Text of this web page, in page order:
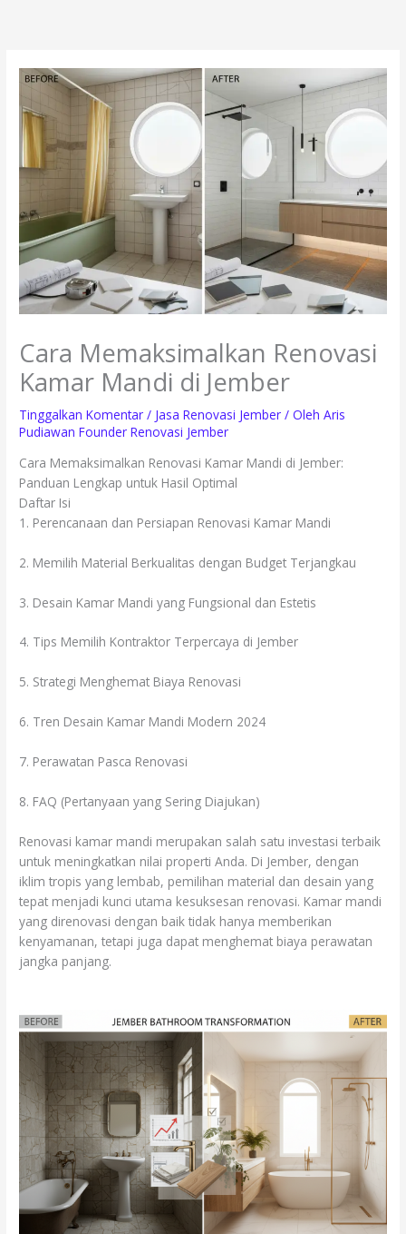
Cara Memaksimalkan Renovasi
Kamar Mandi di Jember
Tinggalkan Komentar / Jasa Renovasi Jember / OlehAris
Pudiawan Founder Renovasi Jember
Cara Memaksimalkan Renovasi Kamar Mandi di Jember:
Panduan Lengkap untuk Hasil Optimal
Daftar Isi
1. Perencanaan dan Persiapan Renovasi Kamar Mandi
2. Memilih Material Berkualitas dengan Budget Terjangkau
3. Desain Kamar Mandi yang Fungsional dan Estetis
4. Tips Memilih Kontraktor Terpercaya di Jember
5. Strategi Menghemat Biaya Renovasi
6. Tren Desain Kamar Mandi Modern 2024
7. Perawatan Pasca Renovasi
8. FAQ (Pertanyaan yang Sering Diajukan)
Renovasi kamar mandi merupakan salah satu investasi terbaik
untuk meningkatkan nilai properti Anda. Di Jember, dengan
iklim tropis yang lembab, pemilihan material dan desain yang
tepat menjadi kunci utama kesuksesan renovasi. Kamar mandi
yang direnovasi dengan baik tidak hanya memberikan
kenyamanan, tetapi juga dapat menghemat biaya perawatan
jangka panjang.